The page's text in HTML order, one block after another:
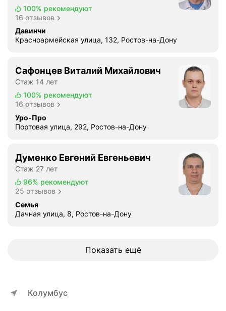
100% рекомендуют
16 отзывов
Давинчи
Красноармейская улица, 132, Ростов-на-Дону
Сафонцев Виталий Михайлович
Стаж 14 лет
100% рекомендуют
16 отзывов
Уро-Про
Портовая улица, 292, Ростов-на-Дону
Думенко Евгений Евгеньевич
Стаж 27 лет
96% рекомендуют
25 отзывов
Семья
Дачная улица, 8, Ростов-на-Дону
Показать ещё
Колумбус